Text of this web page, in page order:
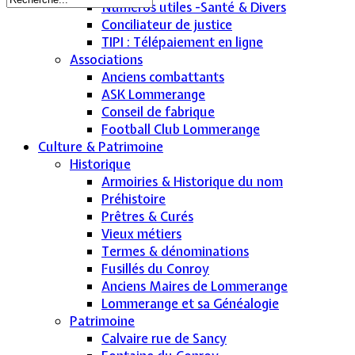
Numéros utiles -Santé & Divers
Conciliateur de justice
TIPI : Télépaiement en ligne
Associations
Anciens combattants
ASK Lommerange
Conseil de fabrique
Football Club Lommerange
Culture & Patrimoine
Historique
Armoiries & Historique du nom
Préhistoire
Prêtres & Curés
Vieux métiers
Termes & dénominations
Fusillés du Conroy
Anciens Maires de Lommerange
Lommerange et sa Généalogie
Patrimoine
Calvaire rue de Sancy